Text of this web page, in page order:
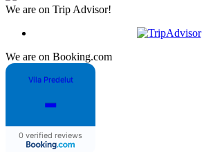
We are on Trip Advisor!
We are on Booking.com
Vila Predelut
-
0 verified reviews